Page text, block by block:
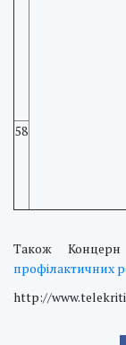
58
Також
профілактичних
http://